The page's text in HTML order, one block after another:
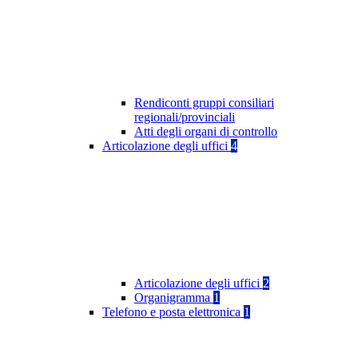
Rendiconti gruppi consiliari
regionali/provinciali
Atti degli organi di controllo
Articolazione degli uffici 4
Articolazione degli uffici 2
Organigramma 1
Telefono e posta elettronica 1